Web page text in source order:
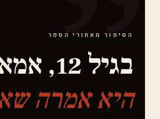
הסיפור מאחורי הספר
בגיל 12, אמא שלי לקחה אותי לתחנת משטרה.
היא אמרה